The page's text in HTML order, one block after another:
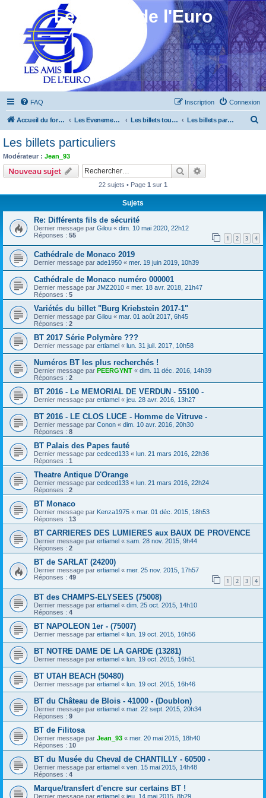
Les Amis de l'Euro
FAQ Connexion
Inscription
Accueil du forum Les Evenements ! [Ouvert au public] Les billets touristiques Les billets particuliers
e
r
Les billets particuliers
Modérateur : Jean_93
Nouveau sujet Rechercher
22 sujets • Page 1 sur 1
Sujets
Re: Différents fils de sécurité
Dernier message par Gilou « dim. 10 mai 2020, 22h12
Réponses : 55 1 2 3 4
Cathédrale de Monaco 2019
Dernier message par ade1950 « mer. 19 juin 2019, 10h39
Cathédrale de Monaco numéro 000001
Dernier message par JMZ2010 « mer. 18 avr. 2018, 21h47
Réponses : 5
Variétés du billet "Burg Kriebstein 2017-1"
Dernier message par Gilou « mar. 01 août 2017, 6h45
Réponses : 2
BT 2017 Série Polymère ???
Dernier message par ertiamel « lun. 31 juil. 2017, 10h58
Numéros BT les plus recherchés !
Dernier message par PEERGYNT « dim. 11 déc. 2016, 14h39
Réponses : 2
BT 2016 - Le MEMORIAL DE VERDUN - 55100 -
Dernier message par ertiamel « jeu. 28 avr. 2016, 13h27
BT 2016 - LE CLOS LUCE - Homme de Vitruve -
Dernier message par Conon « dim. 10 avr. 2016, 20h30
Réponses : 8
BT Palais des Papes fauté
Dernier message par cedced133 « lun. 21 mars 2016, 22h36
Réponses : 1
Theatre Antique D'Orange
Dernier message par cedced133 « lun. 21 mars 2016, 22h24
Réponses : 2
BT Monaco
Dernier message par Kenza1975 « mar. 01 déc. 2015, 18h53
Réponses : 13
BT CARRIERES DES LUMIERES aux BAUX DE PROVENCE
Dernier message par ertiamel « sam. 28 nov. 2015, 9h44
Réponses : 2
BT de SARLAT (24200)
Dernier message par ertiamel « mer. 25 nov. 2015, 17h57
Réponses : 49 1 2 3 4
BT des CHAMPS-ELYSEES (75008)
Dernier message par ertiamel « dim. 25 oct. 2015, 14h10
Réponses : 4
BT NAPOLEON 1er - (75007)
Dernier message par ertiamel « lun. 19 oct. 2015, 16h56
BT NOTRE DAME DE LA GARDE (13281)
Dernier message par ertiamel « lun. 19 oct. 2015, 16h51
BT UTAH BEACH (50480)
Dernier message par ertiamel « lun. 19 oct. 2015, 16h46
BT du Château de Blois - 41000 - (Doublon)
Dernier message par ertiamel « mar. 22 sept. 2015, 20h34
Réponses : 9
BT de Filitosa
Dernier message par Jean_93 « mer. 20 mai 2015, 18h40
Réponses : 10
BT du Musée du Cheval de CHANTILLY - 60500 -
Dernier message par ertiamel « ven. 15 mai 2015, 14h48
Réponses : 4
Marque/transfert d'encre sur certains BT !
Dernier message par ertiamel « jeu. 14 mai 2015, 8h29